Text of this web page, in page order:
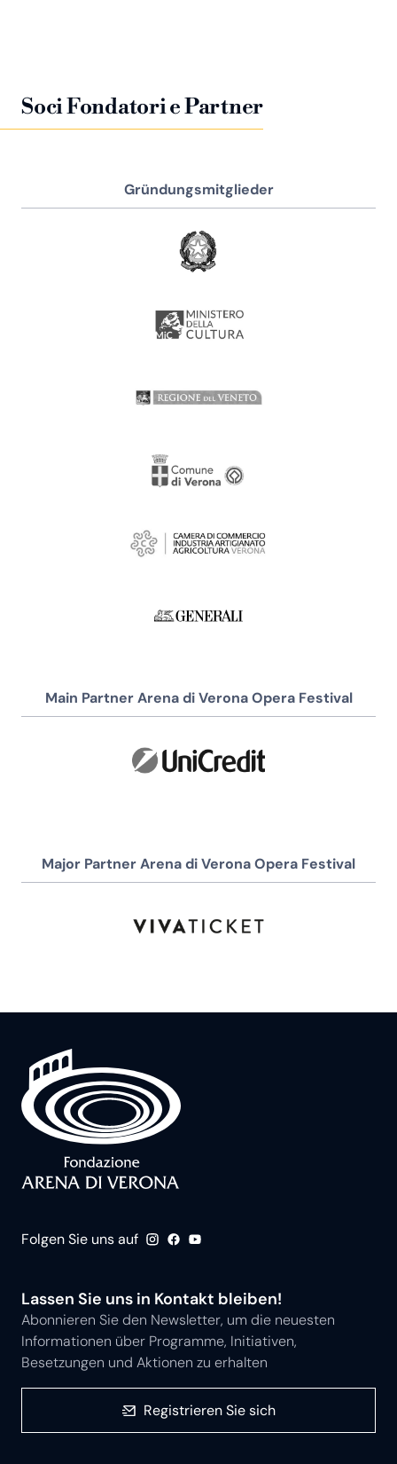
Soci Fondatori e Partner
Gründungsmitglieder
Main Partner Arena di Verona Opera Festival
Major Partner Arena di Verona Opera Festival
Folgen Sie uns auf
Lassen Sie uns in Kontakt bleiben!
Abonnieren Sie den Newsletter, um die neuesten
Informationen über Programme, Initiativen,
Besetzungen und Aktionen zu erhalten
Registrieren Sie sich